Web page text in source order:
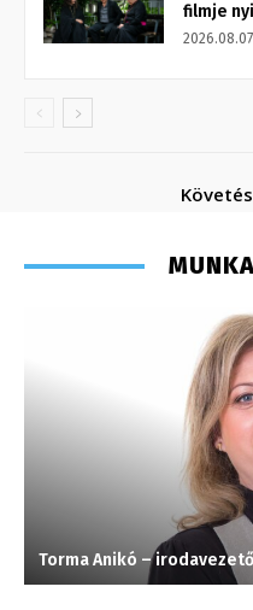
filmje
Torma Anikó –